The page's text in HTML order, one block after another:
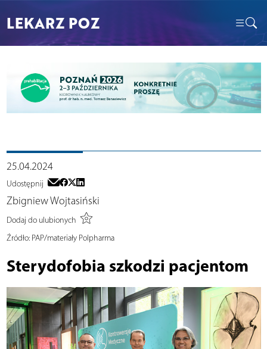
LEKARZ POZ
25.04.2024
Udostępnij
Zbigniew Wojtasiński
Dodaj do ulubionych
Źródło:PAP/materiały Polpharma
Sterydofobia szkodzi pacjentom